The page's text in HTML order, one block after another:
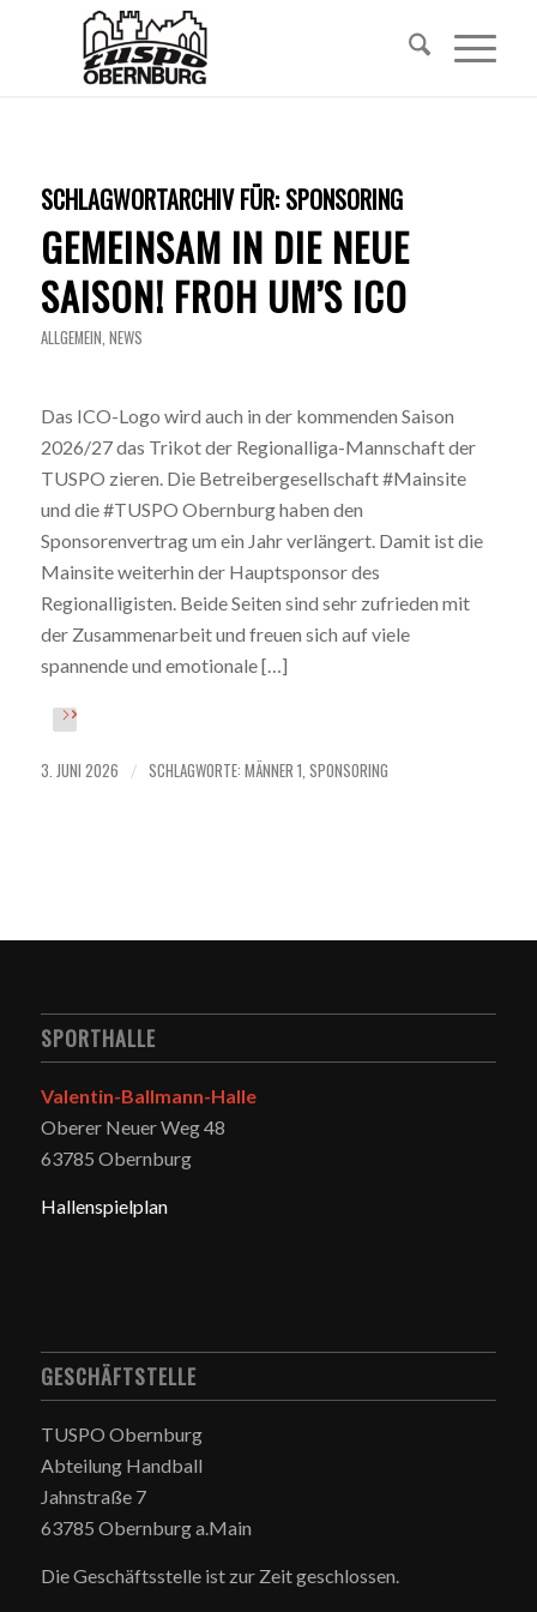
SCHLAGWORTARCHIV FÜR: SPONSORING
GEMEINSAM IN DIE NEUE
SAISON! FROH UM’S ICO
ALLGEMEIN, NEWS
Das ICO-Logo wird auch in der kommenden Saison
2026/27 das Trikot der Regionalliga-Mannschaft der
TUSPO zieren. Die Betreibergesellschaft #Mainsite
und die #TUSPO Obernburg haben den
Sponsorenvertrag um ein Jahr verlängert. Damit ist die
Mainsite weiterhin der Hauptsponsor des
Regionalligisten. Beide Seiten sind sehr zufrieden mit
der Zusammenarbeit und freuen sich auf viele
spannende und emotionale […]
3. JUNI 2026 / SCHLAGWORTE: MÄNNER 1, SPONSORING
SPORTHALLE
Valentin-Ballmann-Halle
Oberer Neuer Weg 48
63785 Obernburg
Hallenspielplan
GESCHÄFTSTELLE
TUSPO Obernburg
Abteilung Handball
Jahnstraße 7
63785 Obernburg a.Main
Die Geschäftsstelle ist zur Zeit geschlossen.